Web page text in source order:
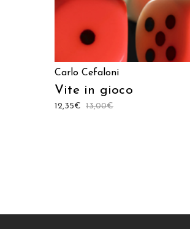
Carlo Cefaloni
Vite in gioco
13,00€
12,35€